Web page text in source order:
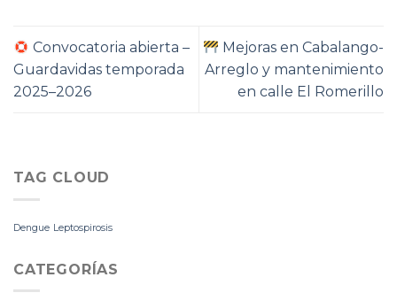
Convocatoria abierta –
Guardavidas temporada
2025–2026
Mejoras en Cabalango-
Arreglo y mantenimiento
en calle El Romerillo
TAG CLOUD
Dengue Leptospirosis
CATEGORÍAS